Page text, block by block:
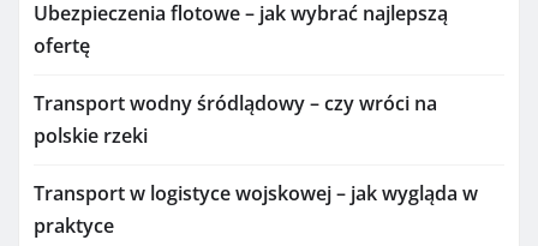
Ubezpieczenia flotowe – jak wybrać najlepszą
ofertę
Transport wodny śródlądowy – czy wróci na
polskie rzeki
Transport w logistyce wojskowej – jak wygląda w
praktyce